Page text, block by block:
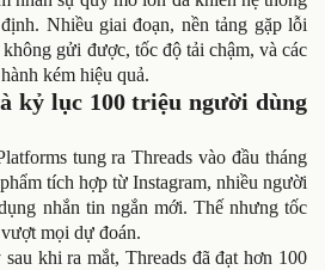
Nhiều giai đoạn, nền tảng gặp lỗi
gửi được, tốc độ tải chậm, và các
kém hiệu quả.
kỷ lục 100 triệu người dùng
tung ra Threads vào đầu tháng
tích hợp từ Instagram, nhiều người
nhắn tin ngắn mới. Thế nhưng tốc
mọi dự đoán.
khi ra mắt, Threads đã đạt hơn 100